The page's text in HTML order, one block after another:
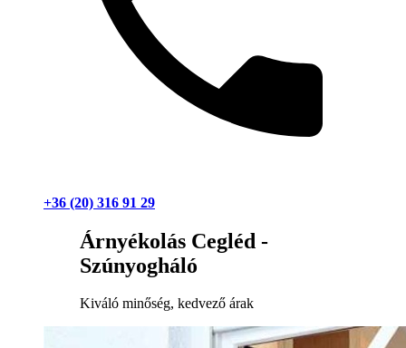
+36 (20) 316 91 29
Árnyékolás Cegléd -
Szúnyogháló
Kiváló minőség, kedvező árak